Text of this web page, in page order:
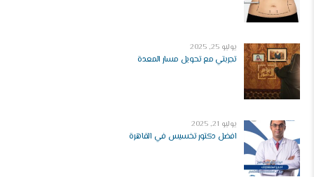
يوليو 25, 2025
تجربتي مع تحويل مسار المعدة
يوليو 21, 2025
افضل دكتور تخسيس في القاهرة